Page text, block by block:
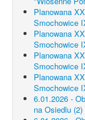
Planowana
Smochowice
Planowana
Smochowice
Planowana
Smochowice
Planowana
Smochowice
6.01.2026 -
na Osiedlu (2)